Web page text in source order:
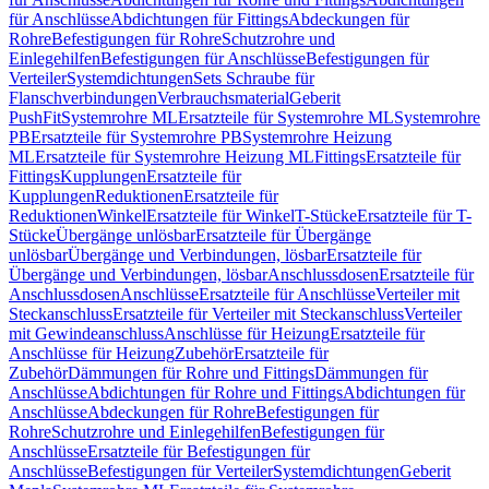
für AnschlüsseAbdichtungen für FittingsAbdeckungen für
RohreBefestigungen für RohreSchutzrohre und
EinlegehilfenBefestigungen für AnschlüsseBefestigungen für
VerteilerSystemdichtungenSets Schraube für
FlanschverbindungenVerbrauchsmaterialGeberit
PushFitSystemrohre MLErsatzteile für Systemrohre MLSystemrohre
PBErsatzteile für Systemrohre PBSystemrohre Heizung
MLErsatzteile für Systemrohre Heizung MLFittingsErsatzteile für
FittingsKupplungenErsatzteile für
KupplungenReduktionenErsatzteile für
ReduktionenWinkelErsatzteile für WinkelT-StückeErsatzteile für T-
StückeÜbergänge unlösbarErsatzteile für Übergänge
unlösbarÜbergänge und Verbindungen, lösbarErsatzteile für
Übergänge und Verbindungen, lösbarAnschlussdosenErsatzteile für
AnschlussdosenAnschlüsseErsatzteile für AnschlüsseVerteiler mit
SteckanschlussErsatzteile für Verteiler mit SteckanschlussVerteiler
mit GewindeanschlussAnschlüsse für HeizungErsatzteile für
Anschlüsse für HeizungZubehörErsatzteile für
ZubehörDämmungen für Rohre und FittingsDämmungen für
AnschlüsseAbdichtungen für Rohre und FittingsAbdichtungen für
AnschlüsseAbdeckungen für RohreBefestigungen für
RohreSchutzrohre und EinlegehilfenBefestigungen für
AnschlüsseErsatzteile für Befestigungen für
AnschlüsseBefestigungen für VerteilerSystemdichtungenGeberit